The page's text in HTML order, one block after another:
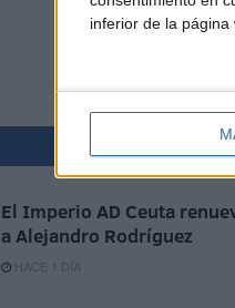
inferior de la página
El Imperio AD Ceuta
a Alejandro Rodríguez
HACE 1 DÍA